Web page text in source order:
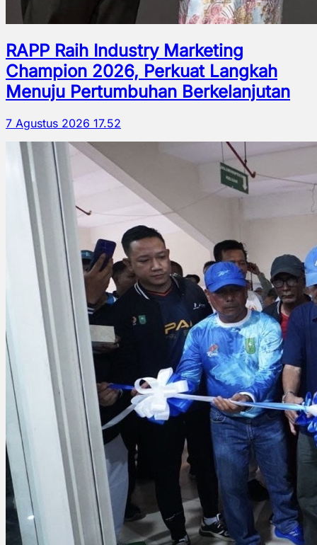
RAPP Raih Industry Marketing
Champion 2026, Perkuat Langkah
Menuju Pertumbuhan Berkelanjutan
7 Agustus 2026 17.52